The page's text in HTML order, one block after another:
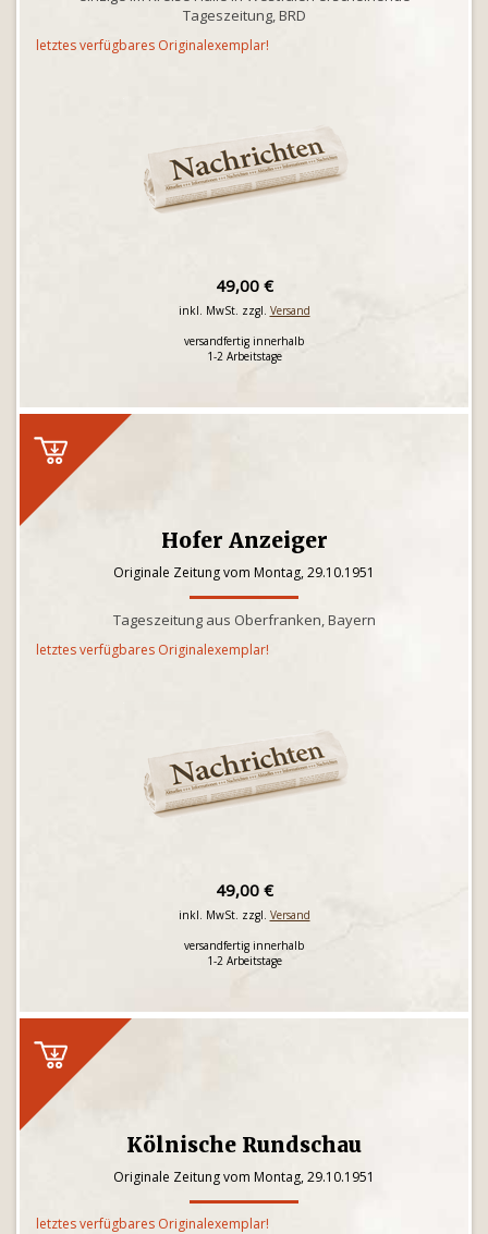
Tageszeitung, BRD
letztes verfügbares Originalexemplar!
49,00 €
inkl. MwSt. zzgl. Versand
versandfertig innerhalb
1-2 Arbeitstage
Hofer Anzeiger
Originale Zeitung vom Montag, 29.10.1951
Tageszeitung aus Oberfranken, Bayern
letztes verfügbares Originalexemplar!
49,00 €
inkl. MwSt. zzgl. Versand
versandfertig innerhalb
1-2 Arbeitstage
Kölnische Rundschau
Originale Zeitung vom Montag, 29.10.1951
letztes verfügbares Originalexemplar!